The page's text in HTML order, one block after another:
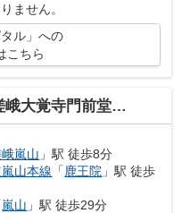
ません。
タル」への
こちら
前堂ノ前町のマンション
嵐山 」駅 徒歩8分
山本線 「 鹿王院 」駅 徒歩
嵐山 」駅 徒歩29分